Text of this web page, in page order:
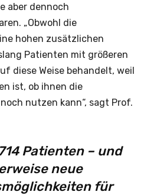
aber dennoch
„Obwohl die
hohen zusätzlichen
Patienten mit größeren
diese Weise behandelt, weil
ist, ob ihnen die
nutzen kann“, sagt Prof.
Patienten – und
neue
für